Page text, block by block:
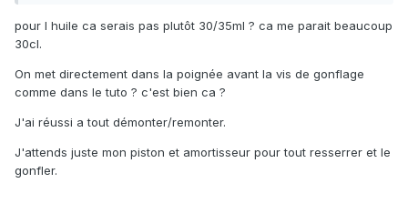
repérer comment est vissé l’écrou. Il faudra essayer de le
remettre de la même manière sinon ça peut vite faire chier.
courage😅
pour l huile ca serais pas plutôt 30/35ml ? ca me parait beaucoup
30cl.
On met directement dans la poignée avant la vis de gonflage
comme dans le tuto ? c'est bien ca ?
J'ai réussi a tout démonter/remonter.
J'attends juste mon piston et amortisseur pour tout resserrer et le
gonfler.